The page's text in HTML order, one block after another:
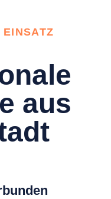
EINSATZ
aus